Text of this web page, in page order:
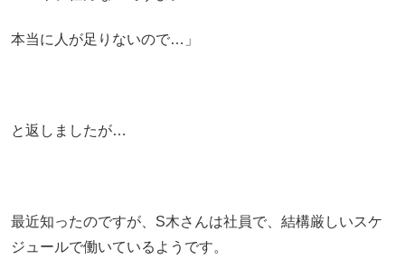
本当に人が足りないので…」
と返しましたが…
最近知ったのですが、S木さんは社員で、結構厳しいスケ
ジュールで働いているようです。